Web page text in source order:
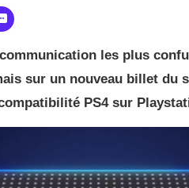
les plus
sur un nouveau billet du
PS4 sur